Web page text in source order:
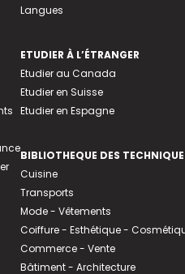
Langues
ETUDIER À L’ÉTRANGER
Etudier au Canada
Etudier en Suisse
Etudier en Espagne
BIBLIOTHEQUE DES
Cuisine
Transports
Mode - Vêtements
Coiffure - Esthétique -
Commerce - Vente
Bâtiment - Architecture